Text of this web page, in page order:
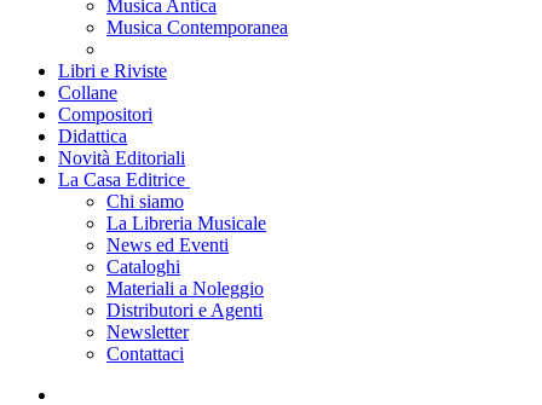
Musica Antica
Musica Contemporanea
Libri e Riviste
Collane
Compositori
Didattica
Novità Editoriali
La Casa Editrice
Chi siamo
La Libreria Musicale
News ed Eventi
Cataloghi
Materiali a Noleggio
Distributori e Agenti
Newsletter
Contattaci